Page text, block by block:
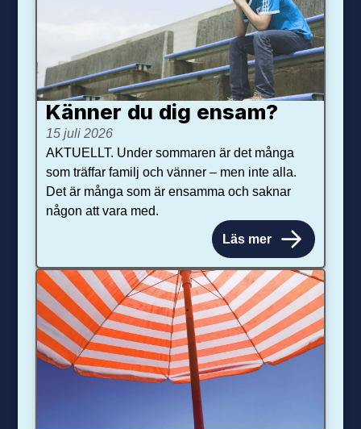
Känner du dig ensam?
15 juli 2026
AKTUELLT. Under sommaren är det många
som träffar familj och vänner – men inte alla.
Det är många som är ensamma och saknar
någon att vara med.
Läs mer